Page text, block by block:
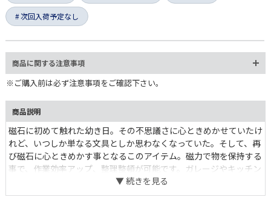
次回入荷予定なし
商品に関する注意事項
※ご購入前は必ず注意事項をご確認下さい。
商品説明
磁石に初めて触れた幼き日。その不思議さに心ときめかせていたけ
れど、いつしか単なる文具としか思わなくなっていた。そして、再
び磁石に心ときめかす事となるこのアイテム。磁力で物を保持する
事で、作業効率アップ、整理整頓が可能です。ガレージやキッチン
で活躍する事間違いなし。ナチュラルなバンブーの表情も一興。